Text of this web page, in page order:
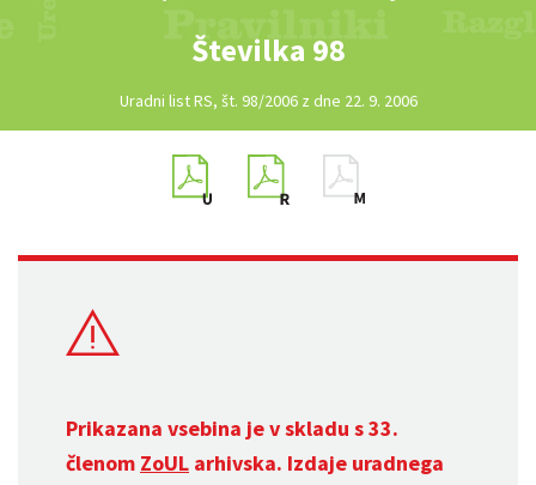
Številka 98
Uradni list RS, št. 98/2006 z dne 22. 9. 2006
Prikazana vsebina je v skladu s 33.
členom ZoUL arhivska. Izdaje uradnega